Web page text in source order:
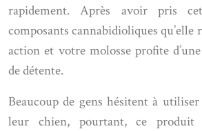
rapidement. Après avoir pris
composants cannabidioliques
action et votre molosse profite
de détente.
Beaucoup de gens hésitent à
leur chien, pourtant, ce produit